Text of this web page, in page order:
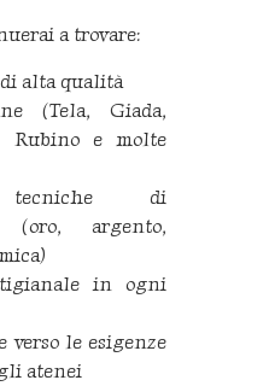
a trovare:
alta qualità
(Tela, Giada,
Rubino e molte
di
(oro, argento,
in ogni
verso le esigenze
atenei